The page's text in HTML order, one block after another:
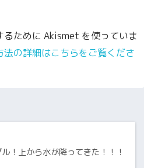
るために Akismet を使っていま
の詳細はこちらをご覧くださ
！上から水が降ってきた！！！